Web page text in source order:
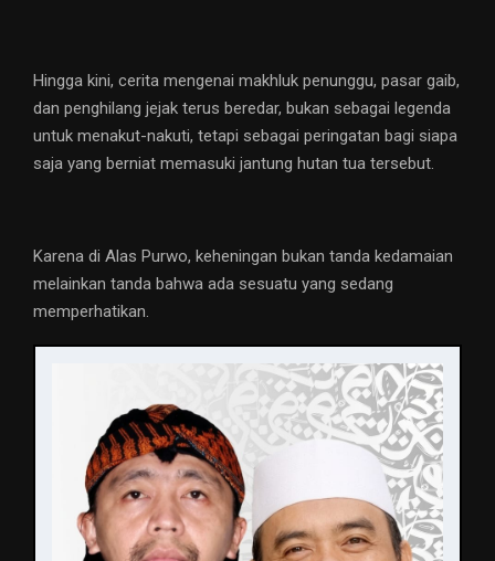
Hingga kini, cerita mengenai makhluk penunggu, pasar gaib,
dan penghilang jejak terus beredar, bukan sebagai legenda
untuk menakut-nakuti, tetapi sebagai peringatan bagi siapa
saja yang berniat memasuki jantung hutan tua tersebut.
Karena di Alas Purwo, keheningan bukan tanda kedamaian
melainkan tanda bahwa ada sesuatu yang sedang
memperhatikan.